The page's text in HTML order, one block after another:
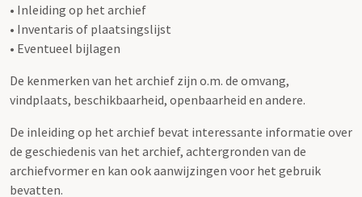
• Inleiding op het archief
• Inventaris of plaatsingslijst
• Eventueel bijlagen
De kenmerken van het archief zijn o.m. de omvang,
vindplaats, beschikbaarheid, openbaarheid en andere.
De inleiding op het archief bevat interessante informatie over
de geschiedenis van het archief, achtergronden van de
archiefvormer en kan ook aanwijzingen voor het gebruik
bevatten.